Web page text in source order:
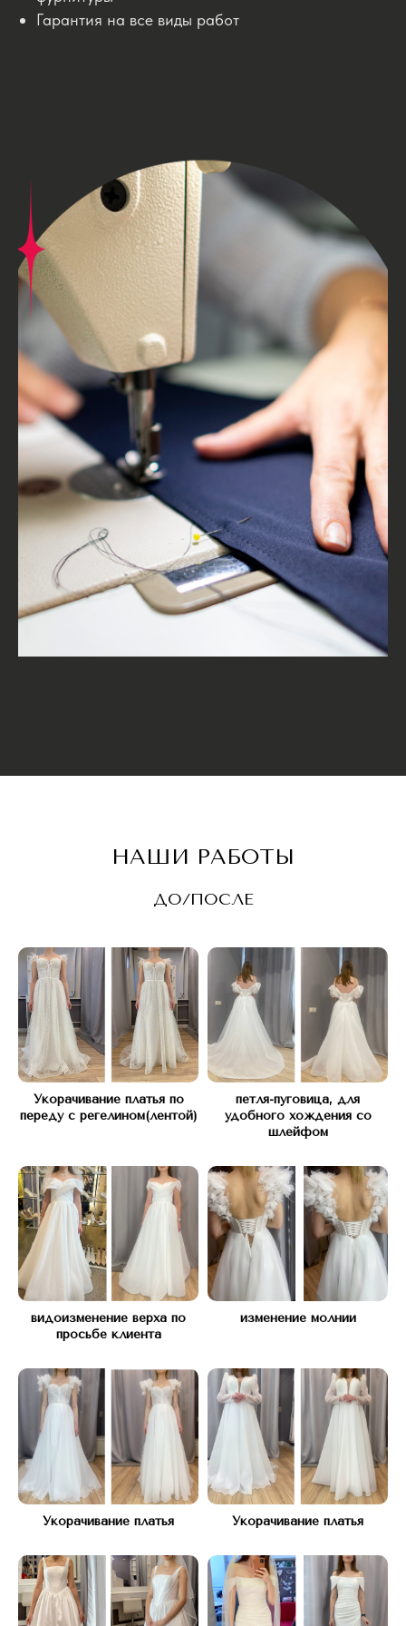
Гарантия на все виды работ
НАШИ РАБОТЫ
ДО/ПОСЛЕ
Укорачивание платья по
переду с регелином(лентой)
петля-пуговица, для
удобного хождения со
шлейфом
видоизменение верха по
просьбе клиента
изменение молнии
Укорачивание платья Укорачивание платья
КОНТАКТЫ
Свяжитесь с нами любым
удобным способом
Адрес:
(рядом с подъездом 12)
Часы работы: